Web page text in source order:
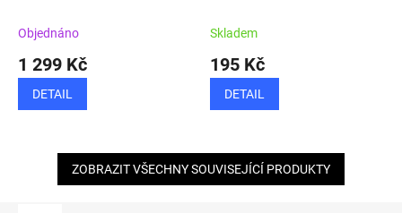
Objednáno
1 299 Kč
DETAIL
Skladem
195 Kč
DETAIL
ZOBRAZIT VŠECHNY SOUVISEJÍCÍ PRODUKTY